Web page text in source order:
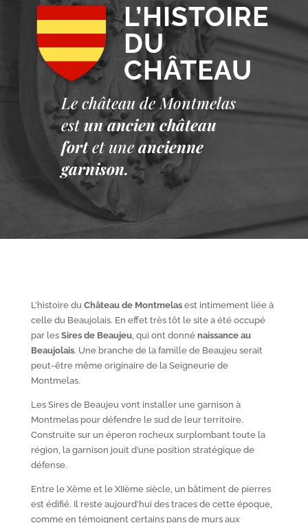
L’HISTOIRE
DU
CHÂTEAU
Le château de Montmelas
est un ancien château
fort et une ancienne
garnison.
L’histoire duChâteau de Montmelasest intimement liée à
celle du Beaujolais. En effet très tôt le site a été occupé
par les Sires de Beaujeu, qui ont donné naissance au
Beaujolais. Une branche de la famille de Beaujeu serait
peut-être même originaire de la Seigneurie de
Montmelas.
Les Sires de Beaujeu vont installer une garnison à
Montmelas pour défendre le sud de leur territoire.
Construite sur un éperon rocheux surplombant toute la
région, la garnison jouit d’une position stratégique de
défense.
Entre le Xèmeet le XIIèmesiècle, un bâtiment de pierres
est édifié. Il reste aujourd’hui des traces de cette époque,
comme en témoignent certains pans de murs aux